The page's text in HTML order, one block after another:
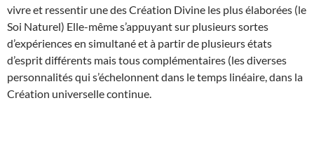
vivre et ressentir une des Création Divine les plus élaborées (le
Soi Naturel) Elle-même s’appuyant sur plusieurs sortes
d’expériences en simultané et à partir de plusieurs états
d’esprit différents mais tous complémentaires (les diverses
personnalités qui s’échelonnent dans le temps linéaire, dans la
Création universelle continue.